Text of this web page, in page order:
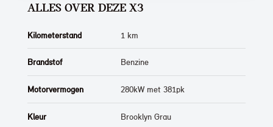
ALLES OVER DEZE X3
Kilometerstand 1 km
Brandstof Benzine
Motorvermogen 280kW met 381pk
Kleur Brooklyn Grau